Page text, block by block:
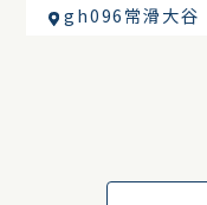
gh096常滑大谷